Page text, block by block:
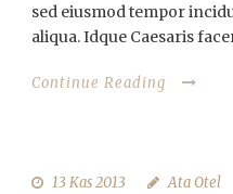
sed eiusmod tempor
aliqua. Idque Caesaris
Continue Reading
13 Kas 2013 Ata Otel